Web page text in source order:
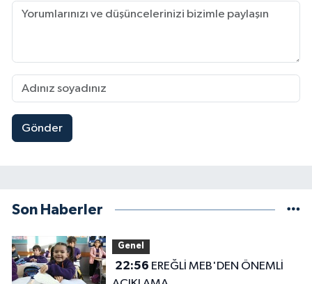
Gönder
Son Haberler
Genel
22:56